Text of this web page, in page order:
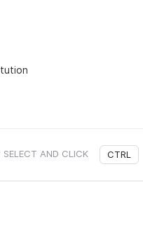
SELECT AND CLICK CTRL